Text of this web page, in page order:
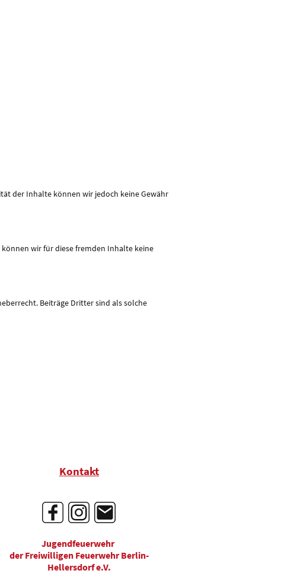
der Inhalte können wir jedoch keine Gewähr
wir für diese fremden Inhalte keine
Beiträge Dritter sind als solche
Kontakt
Jugendfeuerwehr
der Freiwilligen Feuerwehr Berlin-
Hellersdorf e.V.